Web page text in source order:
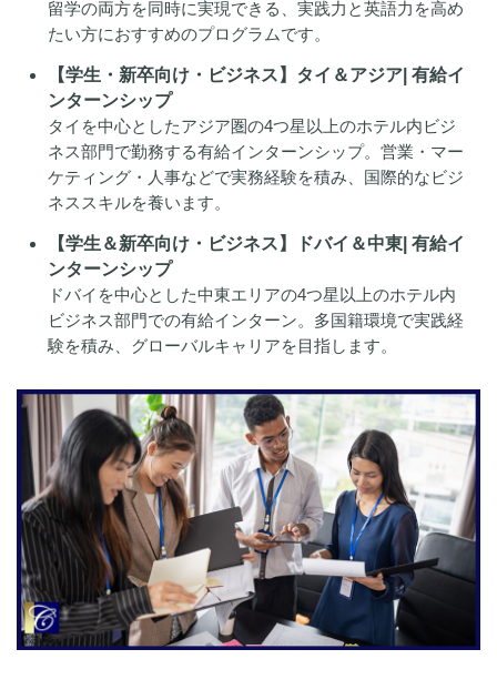
留学の両方を同時に実現できる、実践力と英語力を高め
たい方におすすめのプログラムです。
【学生・新卒向け・ビジネス】タイ＆アジア| 有給イ
ンターンシップ
タイを中心としたアジア圏の4つ星以上のホテル内ビジ
ネス部門で勤務する有給インターンシップ。営業・マー
ケティング・人事などで実務経験を積み、国際的なビジ
ネススキルを養います。
【学生＆新卒向け・ビジネス】ドバイ＆中東| 有給イ
ンターンシップ
ドバイを中心とした中東エリアの4つ星以上のホテル内
ビジネス部門での有給インターン。多国籍環境で実践経
験を積み、グローバルキャリアを目指します。